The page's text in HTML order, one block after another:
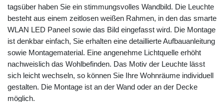
tagsüber haben Sie ein stimmungsvolles Wandbild. Die Leuchte
besteht aus einem zeitlosen weißen Rahmen, in den das smarte
WLAN LED Paneel sowie das Bild eingefasst wird. Die Montage
ist denkbar einfach, Sie erhalten eine detaillierte Aufbauanleitung
sowie Montagematerial. Eine angenehme Lichtquelle erhöht
nachweislich das Wohlbefinden. Das Motiv der Leuchte lässt
sich leicht wechseln, so können Sie Ihre Wohnräume individuell
gestalten. Die Montage ist an der Wand oder an der Decke
möglich.